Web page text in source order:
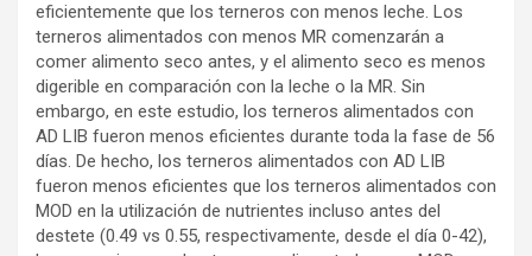
eficientemente que los terneros con menos leche. Los
terneros alimentados con menos MR comenzarán a
comer alimento seco antes, y el alimento seco es menos
digerible en comparación con la leche o la MR. Sin
embargo, en este estudio, los terneros alimentados con
AD LIB fueron menos eficientes durante toda la fase de 56
días. De hecho, los terneros alimentados con AD LIB
fueron menos eficientes que los terneros alimentados con
MOD en la utilización de nutrientes incluso antes del
destete (0.49 vs 0.55, respectivamente, desde el día 0-42),